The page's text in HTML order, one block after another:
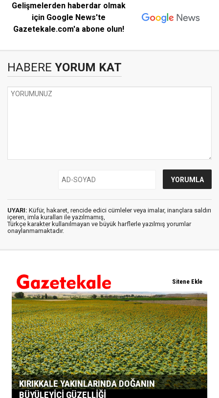
Gelişmelerden haberdar olmak
için Google News'te
Gazetekale.com'a abone olun!
HABERE YORUM KAT
UYARI: Küfür, hakaret, rencide edici cümleler veya imalar, inançlara saldırı
içeren, imla kuralları ile yazılmamış,
Türkçe karakter kullanılmayan ve büyük harflerle yazılmış yorumlar
onaylanmamaktadır.